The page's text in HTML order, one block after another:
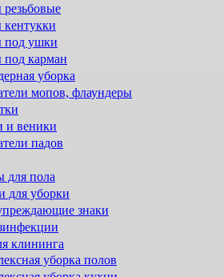
ушки
карман
уборка
мопов, флаундеры
и веники
падов
для пола
для уборки
знаки
клининга
уборка полов